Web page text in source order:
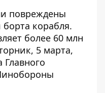
повреждены
корабля.
более 60 млн
5 марта,